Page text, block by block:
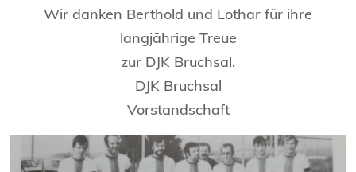
Wir danken Berthold und Lothar für ihre
langjährige Treue
zur DJK Bruchsal.
DJK Bruchsal
Vorstandschaft